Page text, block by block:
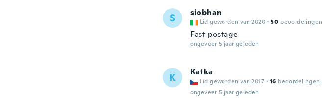
S siobhan
Lid geworden van 2020 · 50 beoordelingen
Fast postage
ongeveer 5 jaar geleden
K Katka
Lid geworden van 2017 · 16 beoordelingen
ongeveer 5 jaar geleden